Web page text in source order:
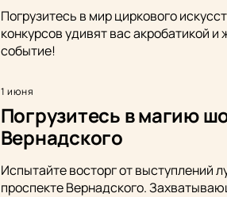
Погрузитесь в мир циркового
конкурсов удивят вас акробатикой
событие!
1 июня
Погрузитесь в магию
Вернадского
Испытайте восторг от выступлений
проспекте Вернадского.